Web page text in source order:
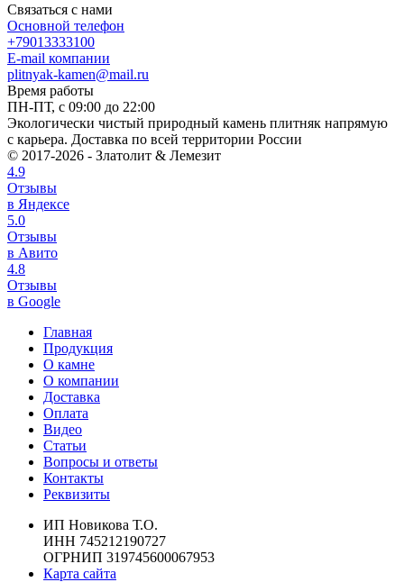
Связаться с нами
Основной телефон
+79013333100
E-mail компании
plitnyak-kamen@mail.ru
Время работы
ПН-ПТ, с 09:00 до 22:00
Экологически чистый природный камень плитняк напрямую
с карьера. Доставка по всей территории России
© 2017-2026 - Златолит & Лемезит
4.9
Отзывы
в Яндексе
5.0
Отзывы
в Авито
4.8
Отзывы
в Google
Главная
Продукция
О камне
О компании
Доставка
Оплата
Видео
Статьи
Вопросы и ответы
Контакты
Реквизиты
ИП Новикова Т.О.
ИНН 745212190727
ОГРНИП 319745600067953
Карта сайта